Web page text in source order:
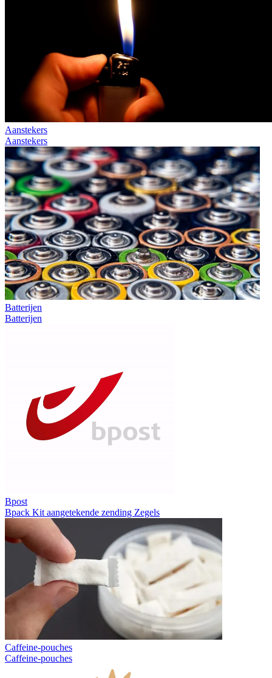
Aanstekers
Aanstekers
Batterijen
Batterijen
Bpost
Bpack Kit aangetekende zending Zegels
Caffeine-pouches
Caffeine-pouches